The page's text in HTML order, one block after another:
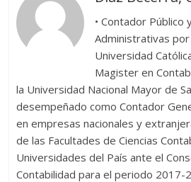
• Contador Público
Administrativas
Universidad
Magister en
la Universidad Nacional Mayor de
desempeñado como Contador
en empresas nacionales y
de las Facultades de Ciencias
Universidades del País ante el
Contabilidad para el periodo 2017-